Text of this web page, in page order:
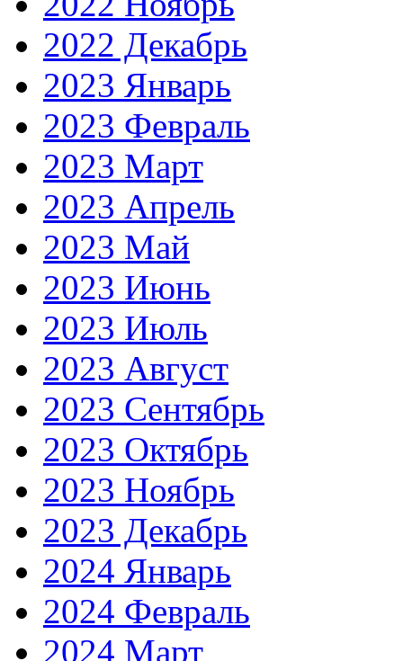
2022 Декабрь
2023 Январь
2023 Февраль
2023 Март
2023 Апрель
2023 Май
2023 Июнь
2023 Июль
2023 Август
2023 Сентябрь
2023 Октябрь
2023 Ноябрь
2023 Декабрь
2024 Январь
2024 Февраль
2024 Март